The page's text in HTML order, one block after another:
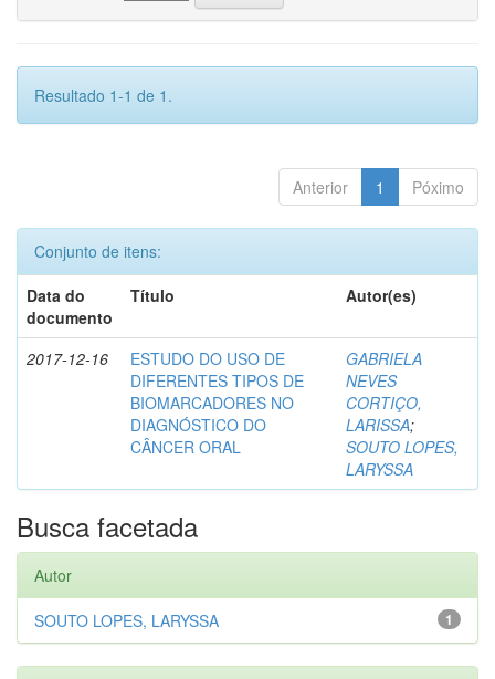
Resultado 1-1 de 1.
Anterior 1 Póximo
Conjunto de itens:
Data do
documento
Título Autor(es)
2017-12-16
ESTUDO DO USO DE
DIFERENTES TIPOS DE
BIOMARCADORES NO
DIAGNÓSTICO DO
CÂNCER ORAL
GABRIELA
NEVES
CORTIÇO,
LARISSA;
SOUTO LOPES,
LARYSSA
Busca facetada
Autor
1
SOUTO LOPES, LARYSSA